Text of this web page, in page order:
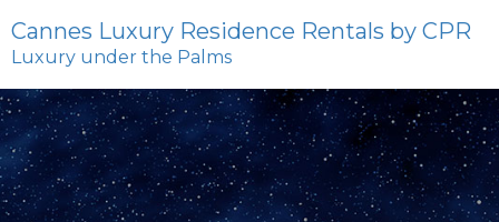
Cannes Luxury Residence Rentals by CPR
Luxury under the Palms